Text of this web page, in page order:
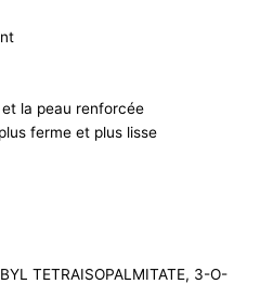
la peau renforcée
ferme et plus lisse
TETRAISOPALMITATE, 3-O-